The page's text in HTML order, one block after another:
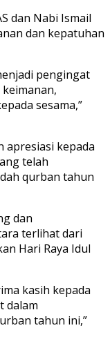
dan Nabi Ismail
dan kepatuhan
pengingat
sesama,”
apresiasi kepada
telah
qurban tahun
dan
terlihat dari
Hari Raya Idul
kasih kepada
dalam
tahun ini,”